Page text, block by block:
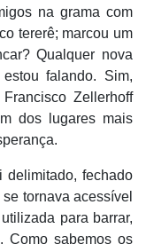
na grama com
tererê; marcou um
Qualquer nova
falando. Sim,
Zellerhoff
dos lugares mais
delimitado, fechado
tornava acessível
para barrar,
Como sabemos os